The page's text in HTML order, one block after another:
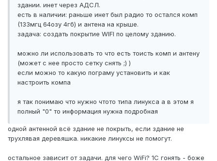
здании. инет через АДСЛ.
есть в наличии: раньше инет был радио то остался комп
(133мгц 64озу 4гб) и антена на крыше.
задача: создать покрытие WIFI по целому зданию.
можно ли использовать то что есть тоисть комп и антену
(может с нее просто сетку снять ;) )
если можно то какую пограму установить и как
настроить компа
я так понимаю что нужно чтото типа линукса а в этом я
полный "0" то информация нужна подробная
одной антенной всё здание не покрыть, если здание не
трухлявая деревяшка. никакие линуксы не помогут.
остальное зависит от задачи. для чего WiFi? 1C гонять - боже